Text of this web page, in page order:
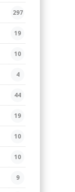
297
19
10
4
44
19
10
10
9